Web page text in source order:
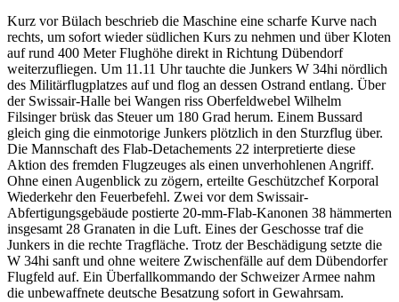
Kurz vor Bülach beschrieb die Maschine eine scharfe Kurve nach
rechts, um sofort wieder südlichen Kurs zu nehmen und über Kloten
auf rund 400 Meter Flughöhe direkt in Richtung Dübendorf
weiterzufliegen. Um 11.11 Uhr tauchte die Junkers W 34hi nördlich
des Militärflugplatzes auf und flog an dessen Ostrand entlang. Über
der Swissair-Halle bei Wangen riss Oberfeldwebel Wilhelm
Filsinger brüsk das Steuer um 180 Grad herum. Einem Bussard
gleich ging die einmotorige Junkers plötzlich in den Sturzflug über.
Die Mannschaft des Flab-Detachements 22 interpretierte diese
Aktion des fremden Flugzeuges als einen unverhohlenen Angriff.
Ohne einen Augenblick zu zögern, erteilte Geschützchef Korporal
Wiederkehr den Feuerbefehl. Zwei vor dem Swissair-
Abfertigungsgebäude postierte 20-mm-Flab-Kanonen 38 hämmerten
insgesamt 28 Granaten in die Luft. Eines der Geschosse traf die
Junkers in die rechte Tragfläche. Trotz der Beschädigung setzte die
W 34hi sanft und ohne weitere Zwischenfälle auf dem Dübendorfer
Flugfeld auf. Ein Überfallkommando der Schweizer Armee nahm
die unbewaffnete deutsche Besatzung sofort in Gewahrsam.